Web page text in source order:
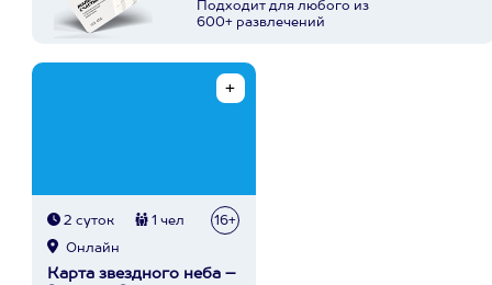
Подходит для любого из
600+ развлечений
2 суток 1 чел 16+
Онлайн
Карта звездного неба –